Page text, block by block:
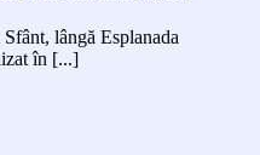
lângă Esplanada
în [...]